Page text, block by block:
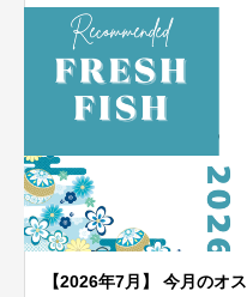
【2026年7月】 今月のオス